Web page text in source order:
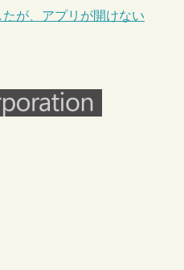
が、アプリが開けない